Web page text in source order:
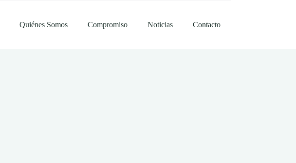
Quiénes Somos Compromiso Noticias Contacto